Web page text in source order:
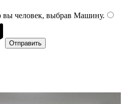
человек, выбрав Машину.